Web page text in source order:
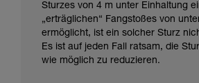
Sturzes von 4 m unter Einhaltung
„erträglichen“ Fangstoßes von
ermöglicht, ist ein solcher Sturz
Es ist auf jeden Fall ratsam, die
wie möglich zu reduzieren.